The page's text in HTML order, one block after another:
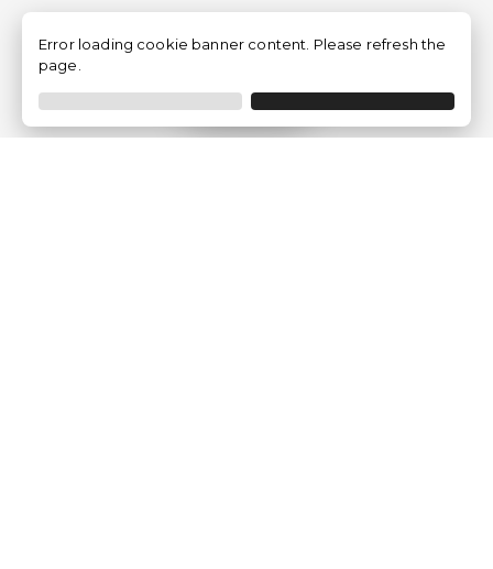
Filtro
Error loading cookie banner content. Please refresh the
page.